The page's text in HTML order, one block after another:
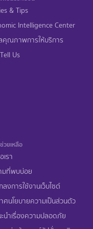
& Tips
Intelligence Center
คุณภาพการให้บริการ
Us
วยเหลือ
รา
มที่พบบ่อย
งการใช้งานเว็บไซต์
ศนโยบายความเป็นส่วนตัว
นำเรื่องความปลอดภัย